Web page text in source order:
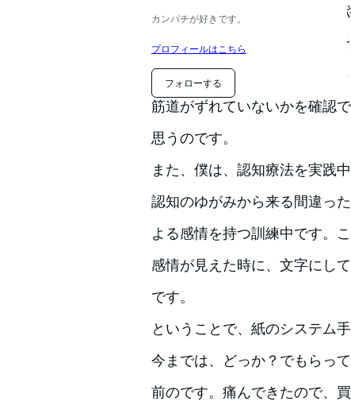
カンパチが好きです。
プロフィールはこちら
フォローする
iphoneやノートpcで入力は、
何より、まずは手書きで脳み
パソコンに入力する時に、も
筋道がずれていないかを確認
思うのです。
また、僕は、認知療法を実践
認知のゆがみから来る間違っ
よる感情を持つ訓練中です。
感情が見えた時に、文字にし
です。
ということで、紙のシステム
今までは、どっか？でもらっ
前のです。痛んできたので、